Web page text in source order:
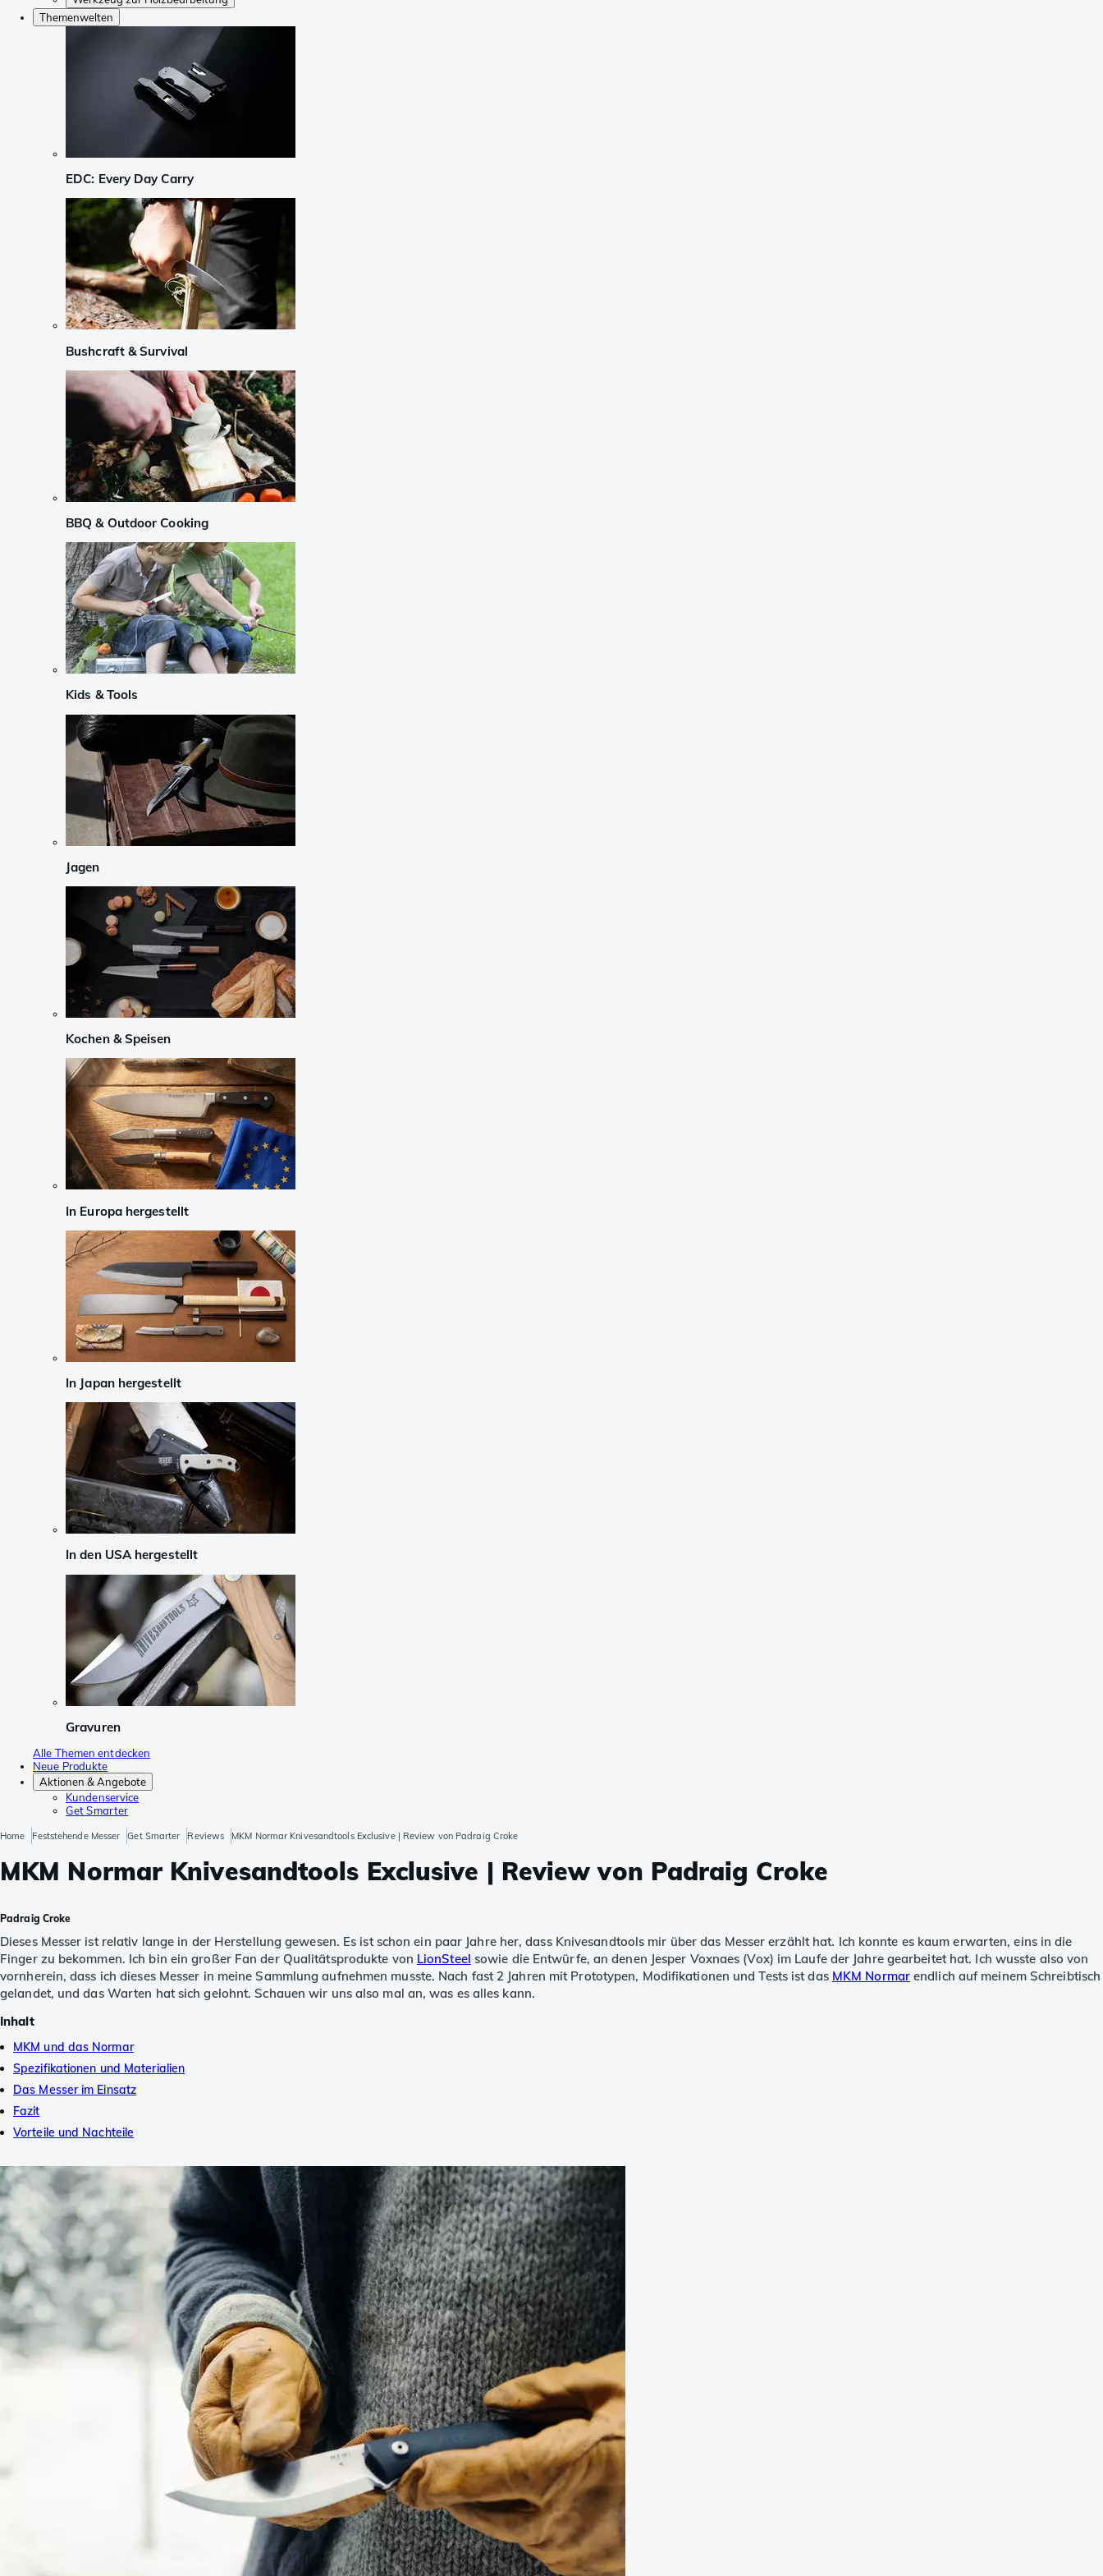
Themenwelten
EDC: Every Day Carry
Bushcraft & Survival
BBQ & Outdoor Cooking
Kids & Tools
Jagen
Kochen & Speisen
In Europa hergestellt
In Japan hergestellt
In den USA hergestellt
Gravuren
Alle Themen entdecken
Neue Produkte
Aktionen & Angebote
Kundenservice
Get Smarter
Home Feststehende Messer Get Smarter Reviews MKM Normar Knivesandtools Exclusive | Review von Padraig Croke
MKM Normar Knivesandtools Exclusive | Review von Padraig Croke
Padraig Croke
Dieses Messer ist relativ lange in der Herstellung gewesen. Es ist schon ein paar Jahre her, dass Knivesandtools mir über das Messer erzählt hat. Ich konnte es kaum erwarten, eins in die
Finger zu bekommen. Ich bin ein großer Fan der Qualitätsprodukte von LionSteel sowie die Entwürfe, an denen Jesper Voxnaes (Vox) im Laufe der Jahre gearbeitet hat. Ich wusste also von
vornherein, dass ich dieses Messer in meine Sammlung aufnehmen musste. Nach fast 2 Jahren mit Prototypen, Modifikationen und Tests ist das MKM Normarendlich auf meinem Schreibtisch
gelandet, und das Warten hat sich gelohnt. Schauen wir uns also mal an, was es alles kann.
Inhalt
MKM und das Normar
Spezifikationen und Materialien
Das Messer im Einsatz
Fazit
Vorteile und Nachteile